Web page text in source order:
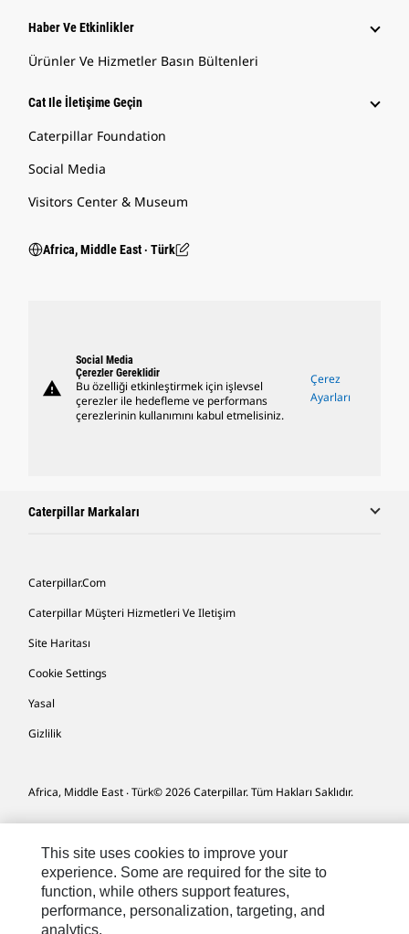
Haber Ve Etkinlikler
Ürünler Ve Hizmetler Basın Bültenleri
Cat Ile İletişime Geçin
Caterpillar Foundation
Social Media
Visitors Center & Museum
Africa, Middle East ‧ Türk
warning
Social Media
Çerezler Gereklidir
Bu özelliği etkinleştirmek için işlevsel
çerezler ile hedefleme ve performans
çerezlerinin kullanımını kabul etmelisiniz.
Çerez
Ayarları
Caterpillar Markaları
Caterpillar.com
Caterpillar Müşteri Hizmetleri Ve Iletişim
Site Haritası
Cookie Settings
Yasal
Gizlilik
Africa, Middle East ‧ Türk© 2026 Caterpillar. Tüm Hakları Saklıdır.
This site uses cookies to improve your
experience. Some are required for the site to
function, while others support features,
performance, personalization, targeting, and
analytics.